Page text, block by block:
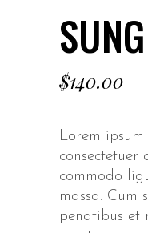
$140.00
Lorem
consectetuer
commodo
massa. Cum
penatibus et